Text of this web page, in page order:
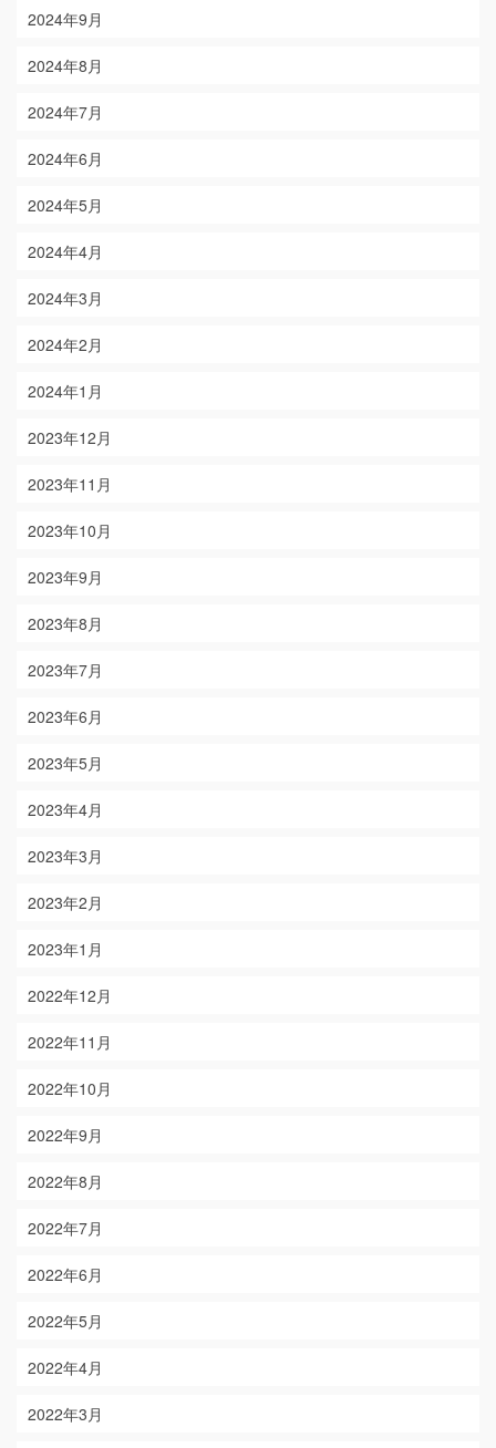
2024年9月
2024年8月
2024年7月
2024年6月
2024年5月
2024年4月
2024年3月
2024年2月
2024年1月
2023年12月
2023年11月
2023年10月
2023年9月
2023年8月
2023年7月
2023年6月
2023年5月
2023年4月
2023年3月
2023年2月
2023年1月
2022年12月
2022年11月
2022年10月
2022年9月
2022年8月
2022年7月
2022年6月
2022年5月
2022年4月
2022年3月